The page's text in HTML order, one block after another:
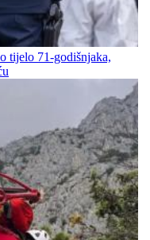
tijelo 71-godišnjaka,